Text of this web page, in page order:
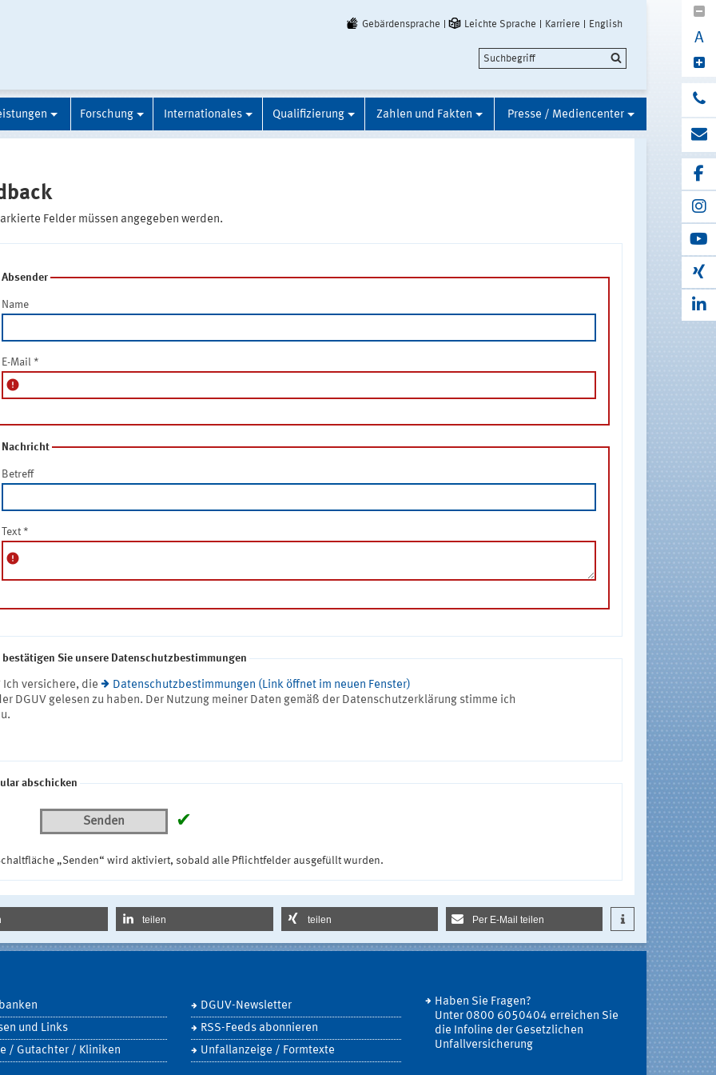
Gebärdensprache Leichte Sprache Karriere English
A
Forschung Internationales Qualifizierung Zahlen und Fakten Presse / Mediencenter
Felder müssen angegeben werden.
Absender
Name
E-Mail *
error
Nachricht
Betreff
Text *
error
Sie unsere Datenschutzbestimmungen
Ich versichere, die
Datenschutzbestimmungen (Link öffnet im neuen Fenster)
DGUV gelesen zu haben. Der Nutzung meiner Daten gemäß der Datenschutzerklärung stimme ich
abschicken
Senden ✔
„Senden“ wird aktiviert, sobald alle Pflichtfelder ausgefüllt wurden.
teilen teilen Per E-Mail teilen
und Links
/ Gutachter / Kliniken
DGUV-Newsletter
RSS-Feeds abonnieren
Unfallanzeige / Formtexte
Haben Sie Fragen?
Unter 0800 6050404 erreichen Sie
die Infoline der Gesetzlichen
Unfallversicherung